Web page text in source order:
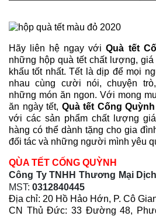
Hãy liên hệ ngay vớiQuà tết
những hộp quà tết chất lượng,
khấu tốt nhất. Tết là dịp để mọi
nhau cùng cười nói, chuyện
những món ăn ngon. Với mong
ăn ngày tết, Quà tết Cống Quỳnh
với các sản phẩm chất lượng
hàng có thể dành tặng cho gia
đối tác và những người mình yêu
QÙA TẾT CỐNG QUỲNH
Công Ty TNHH Thương Mại
MST: 0312840445
Địa chỉ: 20 Hồ Hảo Hớn, P. Cô
CN Thủ Đức: 33 Đường 48,